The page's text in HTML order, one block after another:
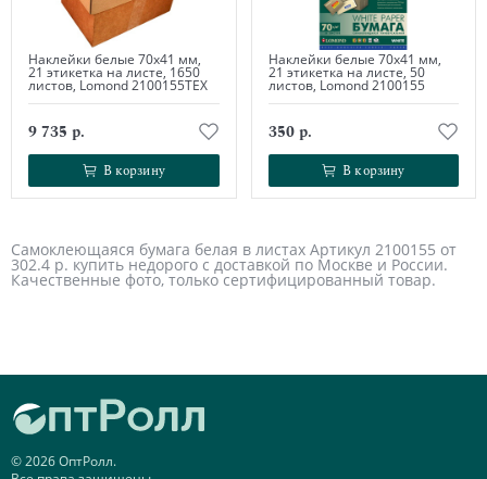
Наклейки белые 70х41 мм,
21 этикетка на листе, 1650
листов, Lomond 2100155ТЕХ
9 735 р.
В корзину
В корзину
Наклейки белые 70х41 мм,
21 этикетка на листе, 50
листов, Lomond 2100155
350 р.
В корзину
В корзину
Самоклеющаяся бумага белая в листах Артикул 2100155 от
302.4 р. купить недорого с доставкой по Москве и России.
Качественные фото, только сертифицированный товар.
© 2026 ОптРолл.